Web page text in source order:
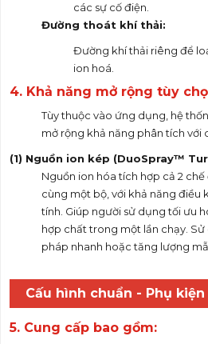
các sự cố điện.
Đường thoát khí thải:
Đường khí thải riêng để
ion hoá.
4. Khả năng mở rộng tùy
Tùy thuộc vào ứng dụng, hệ
mở rộng khả năng phân tích với
(1) Nguồn ion kép (DuoSpray™
Nguồn ion hóa tích hợp cả 2 chế
cùng một bộ, với khả năng điều
tính. Giúp người sử dụng tối ưu
hợp chất trong một lần chạy.
pháp nhanh hoặc tăng lượng
Cấu hình chuẩn - Phụ kiện
5. Cung cấp bao gồm: